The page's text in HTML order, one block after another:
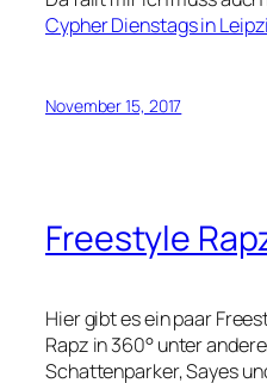
Cypher Dienstags in
November 15, 2017
Freestyle
Hier gibt es ein paar
Rapz in 360° unter
Schattenparker, Sayes